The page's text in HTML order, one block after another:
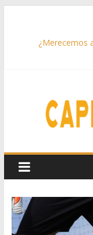
¿Merecemos
Infantino